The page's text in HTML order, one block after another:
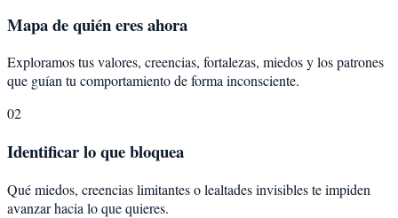
Mapa de quién eres ahora
Exploramos tus valores, creencias, fortalezas, miedos y los patrones
que guían tu comportamiento de forma inconsciente.
02
Identificar lo que bloquea
Qué miedos, creencias limitantes o lealtades invisibles te impiden
avanzar hacia lo que quieres.